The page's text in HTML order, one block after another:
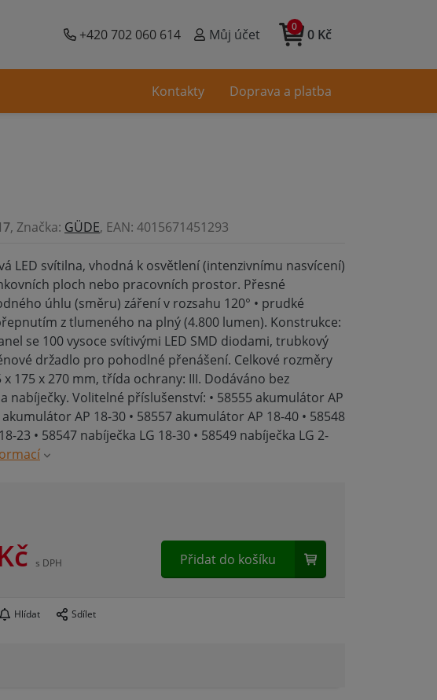
+420 702 060 614 Můj účet 0 Kč
0
, Značka: GÜDE, EAN: 4015671451293
LED svítilna, vhodná k osvětlení (intenzivnímu nasvícení)
ploch nebo pracovních prostor. Přesné
úhlu (směru) záření v rozsahu 120° • prudké
z tlumeného na plný (4.800 lumen). Konstrukce:
se 100 vysoce svítivými LED SMD diodami, trubkový
držadlo pro pohodlné přenášení. Celkové rozměry
x 175 x 270 mm, třída ochrany: III. Dodáváno bez
nabíječky. Volitelné příslušenství: • 58555 akumulátor AP
akumulátor AP 18-30 • 58557 akumulátor AP 18-40 • 58548
23 • 58547 nabíječka LG 18-30 • 58549 nabíječka LG 2-
s DPH Přidat do košíku
Hlídat Sdílet
Kontakty Doprava a platba